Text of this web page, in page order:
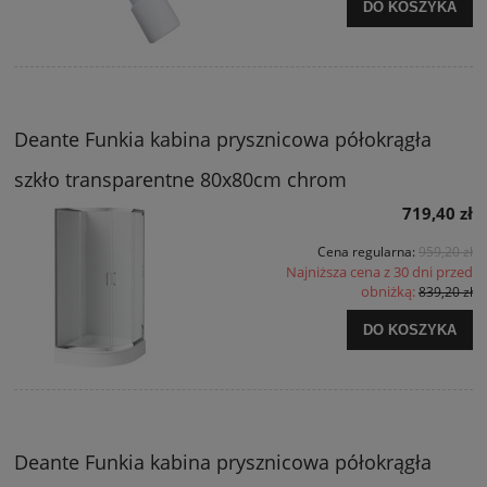
DO KOSZYKA
Deante Funkia kabina prysznicowa półokrągła
szkło transparentne 80x80cm chrom
719,40 zł
Cena regularna: 959,20 zł
Najniższa cena z 30 dni przed
obniżką:839,20 zł
DO KOSZYKA
Deante Funkia kabina prysznicowa półokrągła